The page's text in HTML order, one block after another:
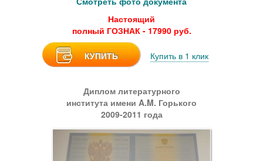
Настоящий
полный ГОЗНАК - 17990 руб.
КУПИТЬ Купить в 1 клик
Диплом литературного
института имени A.M. Горького
2009-2011 года